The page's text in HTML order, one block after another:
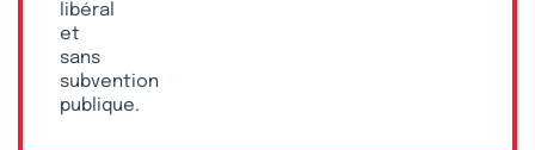
libéral
et
sans
subvention
publique.